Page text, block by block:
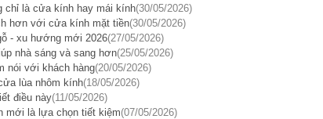
chỉ là cửa kính hay mái kính(30/05/2026)
hơn với cửa kính mặt tiền(30/05/2026)
- xu hướng mới 2026(27/05/2026)
nhà sáng và sang hơn(25/05/2026)
nói với khách hàng(20/05/2026)
lùa nhôm kính(18/05/2026)
điều này(11/05/2026)
mới là lựa chọn tiết kiệm(07/05/2026)